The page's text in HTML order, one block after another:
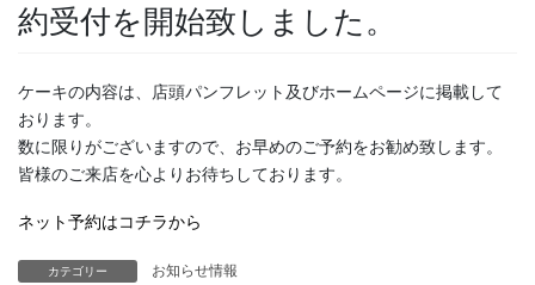
約受付を開始致しました。
ケーキの内容は、店頭パンフレット及びホームページに掲載して
おります。
数に限りがございますので、お早めのご予約をお勧め致します。
皆様のご来店を心よりお待ちしております。
ネット予約はコチラから
カテゴリー お知らせ情報